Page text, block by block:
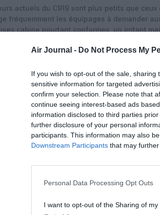
Air Journal - Do Not Process My
If you wish to opt-out of the sale,
sensitive information for targeted
confirm your selection. Please note that
continue seeing interest-based ads
information disclosed to third parties
further disclosure of your personal
participants. This information may also
Downstream Participants that may
Personal Data Processing Opt Outs
I want to opt-out of the Sharing of my
actuels du C919 sont plus petits que ceux
fréquemment les équipages à demander
cabine pourtant conformes, un irritant
à forte densité.
du fuselage pour permettre un
d’un rayonnage de livres, plutôt qu’à
sans alourdir excessivement la
au marché chinois
toutefois conserver des coffres
afin de les adapter à la taille moyenne
aux commandes individuelles – liseuse,
la volonté de Comac de développer une
tout en cherchant à offrir un niveau de
de sièges plus épais et davantage
gamme des équipements de confort.
certains atouts déjà appréciés,
permettant des dégradés colorés,